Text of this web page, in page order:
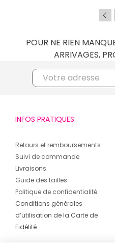
POUR NE RIEN
ARRIVAGES,
INFOS PRATIQUES
Retours et remboursements
Suivi de commande
Livraisons
Guide des tailles
Politique de confidentialité
Conditions générales
d’utilisation de la Carte de
Fidélité